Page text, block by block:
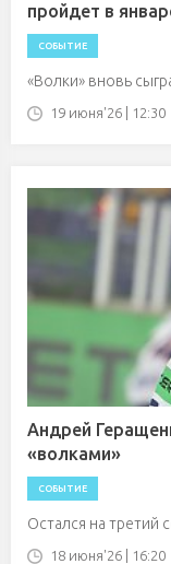
пройдет в
СОБЫТИЕ
«Волки» вновь
19 июня'26 | 12:30
Андрей
«волками»
СОБЫТИЕ
Остался на третий
18 июня'26 | 16:20